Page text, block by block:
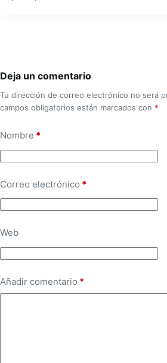
Deja un comentario
Tu dirección de correo electrónico no será
campos obligatorios están marcados con *
Nombre *
Correo electrónico *
Web
Añadir comentario *